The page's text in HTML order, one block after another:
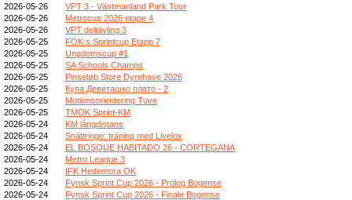
2026-05-26
VPT 3 - Västmanland Park Tour
2026-05-26
Metrocup 2026 etape 4
2026-05-26
VPT deltävling 3
2026-05-25
FOK:s Sprintcup Etapp 7
2026-05-25
Ungdomscup #1
2026-05-25
SA Schools Champs
2026-05-25
Pinseløb Store Dyrehave 2026
2026-05-25
Купа Деветашко плато - 2
2026-05-25
Motionsorientering Tuve
2026-05-25
TMOK Sprint-KM
2026-05-24
KM långdistans
2026-05-24
Snättringe: träning med Livelox
2026-05-24
EL BOSQUE HABITADO 26 - CORTEGANA
2026-05-24
Metro League 3
2026-05-24
IFK Hedemora OK
2026-05-24
Fynsk Sprint Cup 2026 - Prolog Bogense
2026-05-24
Fynsk Sprint Cup 2026 - Finale Bogense